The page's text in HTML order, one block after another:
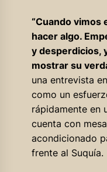
“Cuando vimos
hacer algo.
y desperdicios,
mostrar su
una entrevista
como un
rápidamente en
cuenta con
acondicionado
frente al Suquía.